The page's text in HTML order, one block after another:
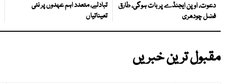
دعوت، اوپن ایجنڈے پر بات ہوگی، طارق
فضل چودھری
تبادلے، متعدد اہم عہدوں پر نئی
تعیناتیاں
مقبول ترین خبریں